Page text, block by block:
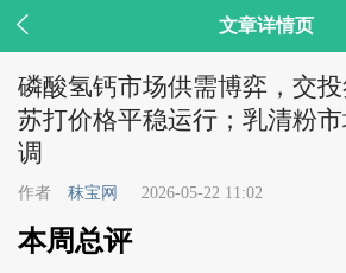
 文章详情页
磷酸氢钙市场供需博弈，交
苏打价格平稳运行；乳清粉
调
作者 秣宝网 2026-05-22 11:02
本周总评